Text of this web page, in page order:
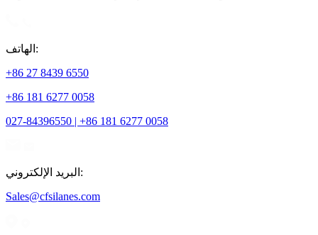
الهاتف:
+86 27 8439 6550
+86 181 6277 0058
027-84396550 | +86 181 6277 0058
البريد الإلكتروني:
Sales@cfsilanes.com